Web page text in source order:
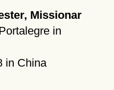
Missionar
in
in China